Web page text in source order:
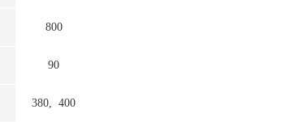
800
90
380, 400